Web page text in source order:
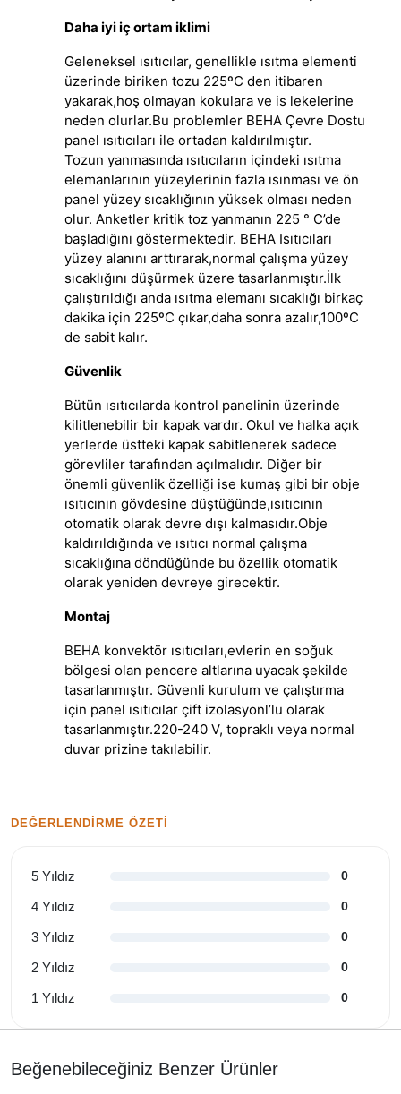
Daha iyi iç ortam iklimi
Geleneksel ısıtıcılar, genellikle ısıtma elementi
üzerinde biriken tozu 225ºC den itibaren
yakarak,hoş olmayan kokulara ve is lekelerine
neden olurlar.Bu problemler BEHA Çevre Dostu
panel ısıtıcıları ile ortadan kaldırılmıştır.
Tozun yanmasında ısıtıcıların içindeki ısıtma
elemanlarının yüzeylerinin fazla ısınması ve ön
panel yüzey sıcaklığının yüksek olması neden
olur. Anketler kritik toz yanmanın 225 ° C’de
başladığını göstermektedir. BEHA Isıtıcıları
yüzey alanını arttırarak,normal çalışma yüzey
sıcaklığını düşürmek üzere tasarlanmıştır.İlk
çalıştırıldığı anda ısıtma elemanı sıcaklığı birkaç
dakika için 225ºC çıkar,daha sonra azalır,100ºC
de sabit kalır.
Güvenlik
Bütün ısıtıcılarda kontrol panelinin üzerinde
kilitlenebilir bir kapak vardır. Okul ve halka açık
yerlerde üstteki kapak sabitlenerek sadece
görevliler tarafından açılmalıdır. Diğer bir
önemli güvenlik özelliği ise kumaş gibi bir obje
ısıtıcının gövdesine düştüğünde,ısıtıcının
otomatik olarak devre dışı kalmasıdır.Obje
kaldırıldığında ve ısıtıcı normal çalışma
sıcaklığına döndüğünde bu özellik otomatik
olarak yeniden devreye girecektir.
Montaj
BEHA konvektör ısıtıcıları,evlerin en soğuk
bölgesi olan pencere altlarına uyacak şekilde
tasarlanmıştır. Güvenli kurulum ve çalıştırma
için panel ısıtıcılar çift izolasyonl’lu olarak
tasarlanmıştır.220-240 V, topraklı veya normal
duvar prizine takılabilir.
DEĞERLENDIRME ÖZETI
5 Yıldız 0
4 Yıldız 0
3 Yıldız 0
2 Yıldız 0
1 Yıldız 0
Beğenebileceğiniz Benzer Ürünler